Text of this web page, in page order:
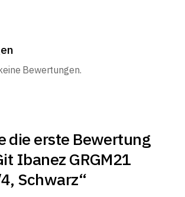
Bewertungen.
die erste Bewertung
Ibanez GRGM21
Schwarz“